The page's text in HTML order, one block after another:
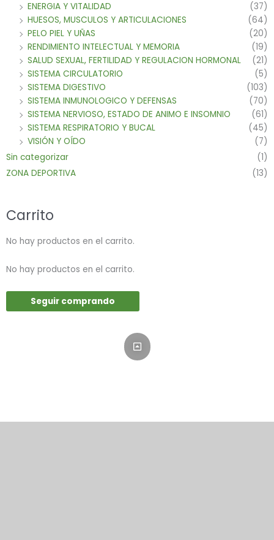
ENERGIA Y VITALIDAD
(37)
HUESOS, MUSCULOS Y ARTICULACIONES
(64)
PELO PIEL Y UÑAS
(20)
RENDIMIENTO INTELECTUAL Y MEMORIA
(19)
SALUD SEXUAL, FERTILIDAD Y REGULACION HORMONAL
(21)
SISTEMA CIRCULATORIO
(5)
SISTEMA DIGESTIVO
(103)
SISTEMA INMUNOLOGICO Y DEFENSAS
(70)
SISTEMA NERVIOSO, ESTADO DE ANIMO E INSOMNIO
(61)
SISTEMA RESPIRATORIO Y BUCAL
(45)
VISIÓN Y OÍDO
(7)
Sin categorizar
(1)
ZONA DEPORTIVA
(13)
Carrito
No hay productos en el carrito.
No hay productos en el carrito.
Seguir comprando